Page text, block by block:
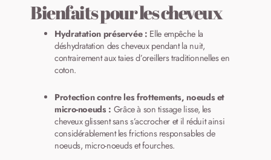
Bienfaits pour les cheveux
Hydratation préservée : Elle empêche la
déshydratation des cheveux pendant la nuit,
contrairement aux taies d’oreillers traditionnelles en
coton.
Protection contre les frottements, noeuds et
micro-noeuds : Grâce à son tissage lisse, les
cheveux glissent sans s’accrocher et il réduit ainsi
considérablement les frictions responsables de
noeuds, micro-noeuds et fourches.